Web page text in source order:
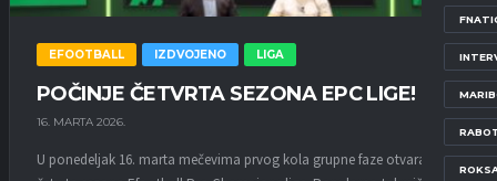
EFOOTBALL IZDVOJENO LIGA
POČINJE ČETVRTA SEZONA EPC LIGE!
16. MARTA 2026.
U ponedeljak 16. marta mečevima prvog kola grupne faze otvara se